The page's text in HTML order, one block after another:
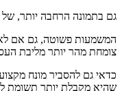
גם בתמונה הרחבה יותר, של המחצית הראשונה של
המשמעות פשוטה, גם אם לא
צומחת מהר יותר מליבת
כדאי גם להסביר מונח
שהיא מקבלת יותר תשומת לב